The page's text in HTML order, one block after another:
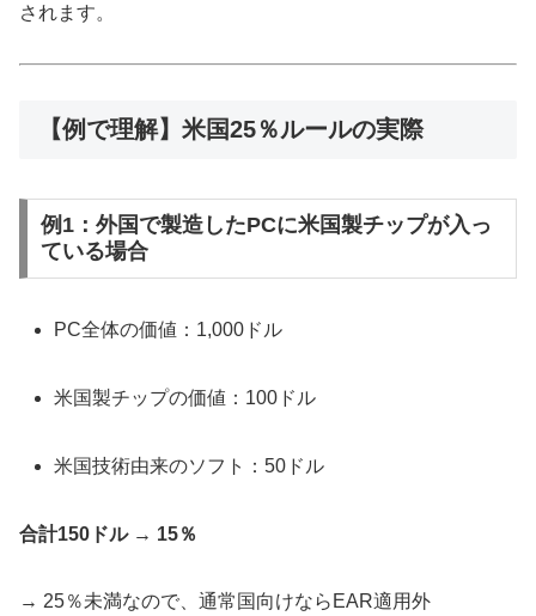
されます。
【例で理解】米国25％ルールの実際
例1：外国で製造したPCに米国製チップが入っ
ている場合
PC全体の価値：1,000ドル
米国製チップの価値：100ドル
米国技術由来のソフト：50ドル
合計150ドル → 15％
→ 25％未満なので、通常国向けならEAR適用外